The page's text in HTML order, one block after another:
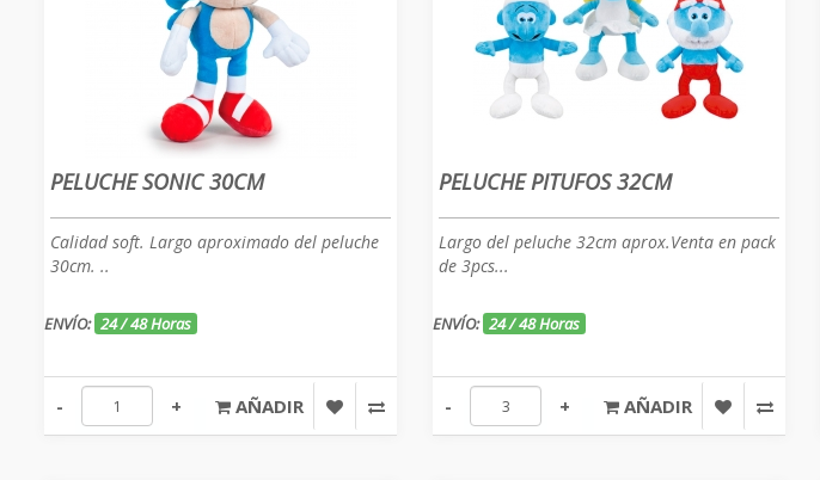
PELUCHE SONIC 30CM
Calidad soft. Largo aproximado del peluche
30cm. ..
ENVÍO: 24 / 48 Horas
- + AÑADIR
PELUCHE PITUFOS 32CM
Largo del peluche 32cm aprox.Venta en pack
de 3pcs...
ENVÍO: 24 / 48 Horas
- + AÑADIR